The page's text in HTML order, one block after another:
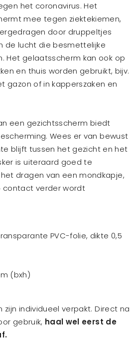
het coronavirus. Het
mee tegen ziektekiemen,
door druppeltjes
de lucht die besmettelijke
Het gelaatsscherm kan ook op
en thuis worden gebruikt, bijv.
gazon of in kapperszaken en
een gezichtsscherm biedt
Wees er van bewust
blijft tussen het gezicht en het
is uiteraard goed te
dragen van een mondkapje,
contact verder wordt
PVC-folie, dikte 0,5
(bxh)
individueel verpakt. Direct na
gebruik, haal wel eerst de